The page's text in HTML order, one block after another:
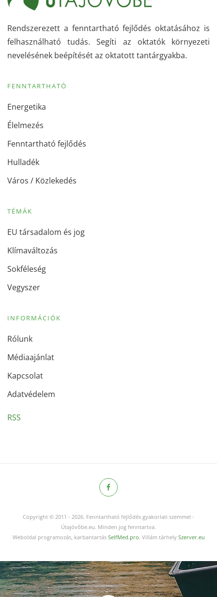
Rendszerezett a fenntartható fejlődés oktatásához is
felhasználható tudás. Segíti az oktatók környezeti
nevelésének beépítését az oktatott tantárgyakba.
FENNTARTHATÓ
Energetika
Élelmezés
Fenntartható fejlődés
Hulladék
Város / Közlekedés
TÉMÁK
EU társadalom és jog
Klímaváltozás
Sokféleség
Vegyszer
INFORMÁCIÓK
Rólunk
Médiaajánlat
Kapcsolat
Adatvédelem
RSS
Copyright © 2011 - 2026. Fenntartható fejlődés gyakorlati szemmel -
Útajövőbe.eu. Minden jog fenntartva.
Weboldal programozás, karbantartás SelfMed.pro. Villám tárhely Szerver.eu